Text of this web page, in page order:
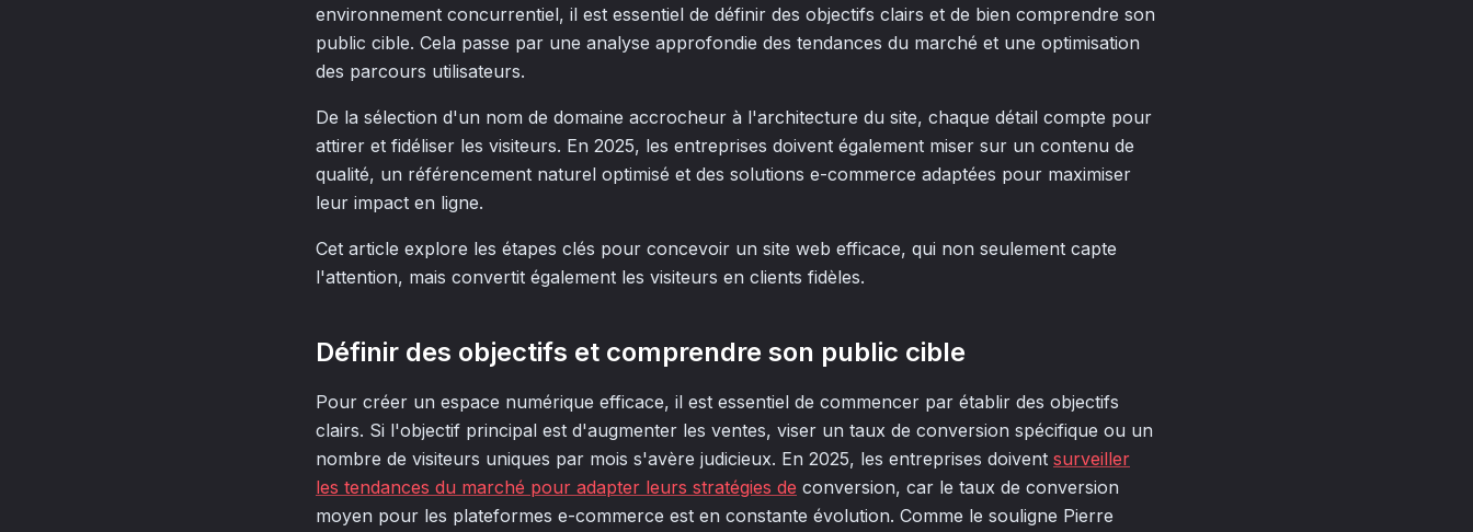
environnement concurrentiel, il est essentiel de définir des objectifs clairs et de bien comprendre son
public cible. Cela passe par une analyse approfondie des tendances du marché et une optimisation
des parcours utilisateurs.
De la sélection d'un nom de domaine accrocheur à l'architecture du site, chaque détail compte pour
attirer et fidéliser les visiteurs. En 2025, les entreprises doivent également miser sur un contenu de
qualité, un référencement naturel optimisé et des solutions e-commerce adaptées pour maximiser
leur impact en ligne.
Cet article explore les étapes clés pour concevoir un site web efficace, qui non seulement capte
l'attention, mais convertit également les visiteurs en clients fidèles.
Définir des objectifs et comprendre son public cible
Pour créer un espace numérique efficace, il est essentiel de commencer par établir des objectifs
clairs. Si l'objectif principal est d'augmenter les ventes, viser un taux de conversion spécifique ou un
nombre de visiteurs uniques par mois s'avère judicieux. En 2025, les entreprises doivent surveiller
les tendances du marché pour adapter leurs stratégies de conversion, car le taux de conversion
moyen pour les plateformes e-commerce est en constante évolution. Comme le souligne Pierre